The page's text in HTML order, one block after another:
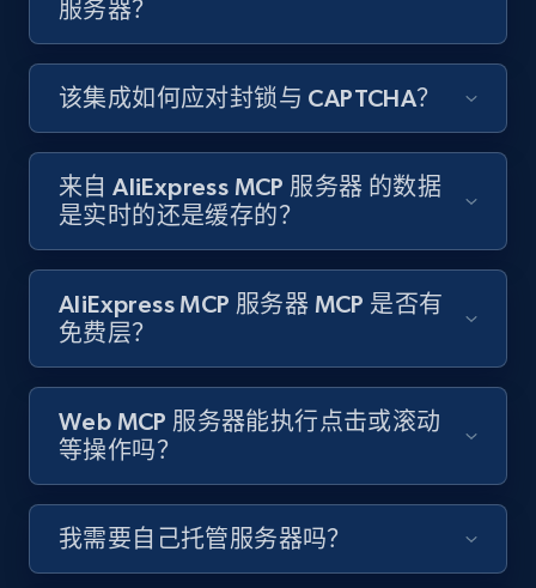
服务器？
该集成如何应对封锁与 CAPTCHA？
来自 AliExpress MCP 服务器 的数据
是实时的还是缓存的？
AliExpress MCP 服务器 MCP 是否有
免费层？
Web MCP 服务器能执行点击或滚动
等操作吗？
我需要自己托管服务器吗？